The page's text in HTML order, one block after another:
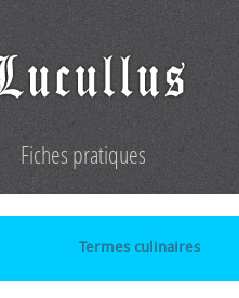
Fiches pratiques
Termes culinaires